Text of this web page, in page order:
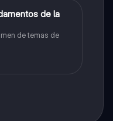
de la
de temas de